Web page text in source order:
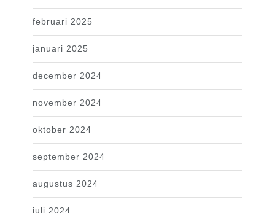
februari 2025
januari 2025
december 2024
november 2024
oktober 2024
september 2024
augustus 2024
juli 2024